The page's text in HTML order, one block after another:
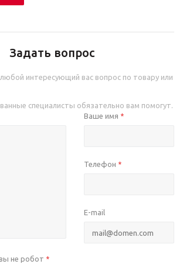
Задать вопрос
интересующий вас вопрос по товару или
специалисты обязательно вам помогут.
Ваше имя *
Телефон *
E-mail
не робот *